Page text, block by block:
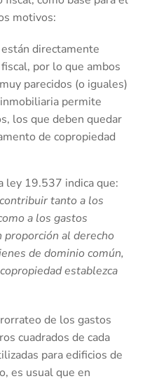
motivos:
directamente
por lo que ambos
parecidos (o iguales)
permite
los que deben quedar
de copropiedad
ley 19.537 indica que:
tanto a los
a los gastos
al derecho
de dominio común,
establezca
de los gastos
cuadrados de cada
para edificios de
es usual que en